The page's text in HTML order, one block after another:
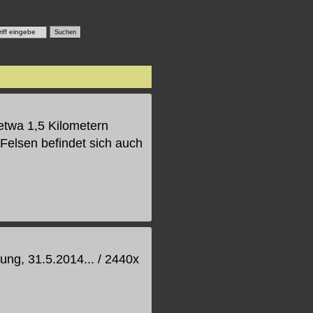
1,5 Kilometern
befindet sich auch
31.5.2014... / 2440x